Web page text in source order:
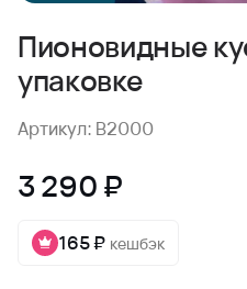
Пионовидные
упаковке
Артикул: B2000
3 290 ₽
165 ₽ кешбэк